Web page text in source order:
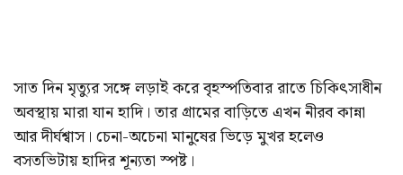
সাত দিন মৃত্যুর সঙ্গে লড়াই করে বৃহস্পতিবার রাতে চিকিৎসাধীন
অবস্থায় মারা যান হাদি। তার গ্রামের বাড়িতে এখন নীরব কান্না
আর দীর্ঘশ্বাস। চেনা-অচেনা মানুষের ভিড়ে মুখর হলেও
বসতভিটায় হাদির শূন্যতা স্পষ্ট।